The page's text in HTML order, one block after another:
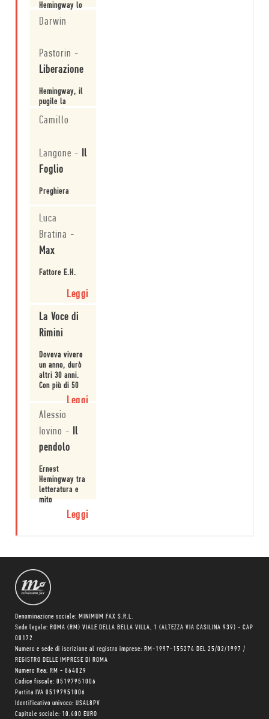
Hemingway lo
sbruffone.
Darwin
Pastorin -
Liberazione
Hemingway, il
pugile la
dell'82
Camillo
Langone - Il
Foglio
Preghiera
Luca
Bratina -
Max
Fattore E.H.
Leggi
La Voce di
Rimini
Doveva vivere
un anno, durò
altri 30 anni.
Con più di 50
Leggi
Alessio
Iovino - Il
pendolo
Ernest
Hemingway tra
letteratura e
mito
Leggi
Denominazione sociale: MINIMUM FAX S.R.L.
Sede legale: ROMA (RM) VIALE DELLA BELLA VILLA, 1 (ALTEZZA VIA CASILINA 939) - CAP
00172
Numero e sede di iscrizione al registro imprese: RM-1997-155274 DEL 25/02/1997 /
REGISTRO DELLE IMPRESE DI ROMA
Numero Rea: RM - 864029
Codice fiscale: 05197951006
Partita IVA 05197951006
Identificativo univoco: USAL8PV
Capitale sociale: 10.400 EURO